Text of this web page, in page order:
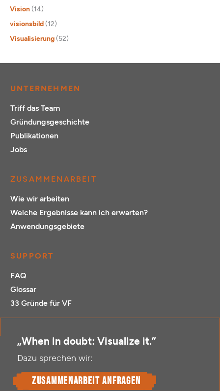
Vision (14)
visionsbild (12)
Visualisierung (52)
UNTERNEHMEN
Triff das Team
Gründungsgeschichte
Publikationen
Jobs
ZUSAMMENARBEIT
Wie wir arbeiten
Welche Ergebnisse kann ich erwarten?
Anwendungsgebiete
SUPPORT
FAQ
Glossar
33 Gründe für VF
„When in doubt: Visualize it.”
Dazu sprechen wir:
Zusammenarbeit anfragen